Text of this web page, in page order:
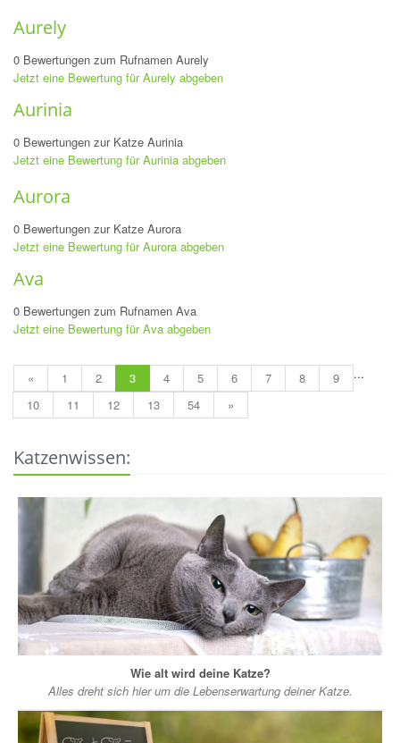
Aurely
0 Bewertungen zum Rufnamen Aurely
Jetzt eine Bewertung für Aurely abgeben
Aurinia
0 Bewertungen zur Katze Aurinia
Jetzt eine Bewertung für Aurinia abgeben
Aurora
0 Bewertungen zur Katze Aurora
Jetzt eine Bewertung für Aurora abgeben
Ava
0 Bewertungen zum Rufnamen Ava
Jetzt eine Bewertung für Ava abgeben
« 1 2 3 4 5 6 7 8
9
10
11 12 13
...
54
»
Katzenwissen:
Wie alt wird deine Katze?
Alles dreht sich hier um die Lebenserwartung deiner Katze.